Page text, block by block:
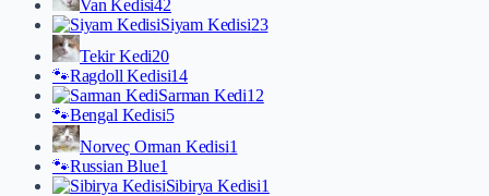
Van Kedisi42
Siyam Kedisi23
Tekir Kedi20
🐾Ragdoll Kedisi14
Sarman Kedi12
🐾Bengal Kedisi5
Norveç Orman Kedisi1
🐾Russian Blue1
Sibirya Kedisi1